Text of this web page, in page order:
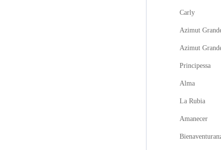
Carly
Azimut
Azimut
Principessa
Alma
La Rubia
Amanecer